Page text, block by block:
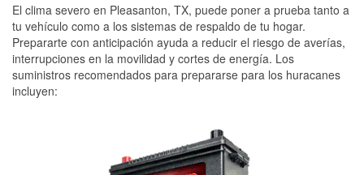
El clima severo en Pleasanton, TX, puede poner a prueba tanto a
tu vehículo como a los sistemas de respaldo de tu hogar.
Prepararte con anticipación ayuda a reducir el riesgo de averías,
interrupciones en la movilidad y cortes de energía. Los
suministros recomendados para prepararse para los huracanes
incluyen: